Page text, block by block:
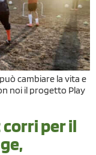
cambiare la vita e
noi il progetto Play
per il